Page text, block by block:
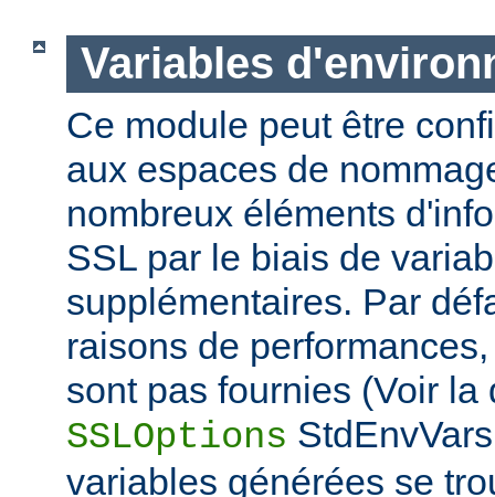
Variables
Ce module peut être
aux espaces de
nombreux éléments
SSL par le biais de
supplémentaires. Par
raisons de
sont pas fournies (Voir la
SSLOptions
variables générées se